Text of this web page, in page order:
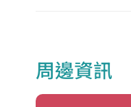
周邊資訊